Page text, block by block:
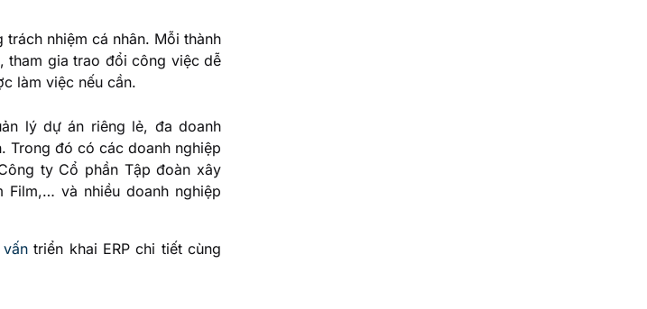
nhiệm cá nhân. Mỗi thành
tham gia trao đổi công việc dễ
làm việc nếu cần.
lý dự án riêng lẻ, đa doanh
Trong đó có các doanh nghiệp
ty Cổ phần Tập đoàn xây
Film,… và nhiều doanh nghiệp
triển khai ERP chi tiết cùng